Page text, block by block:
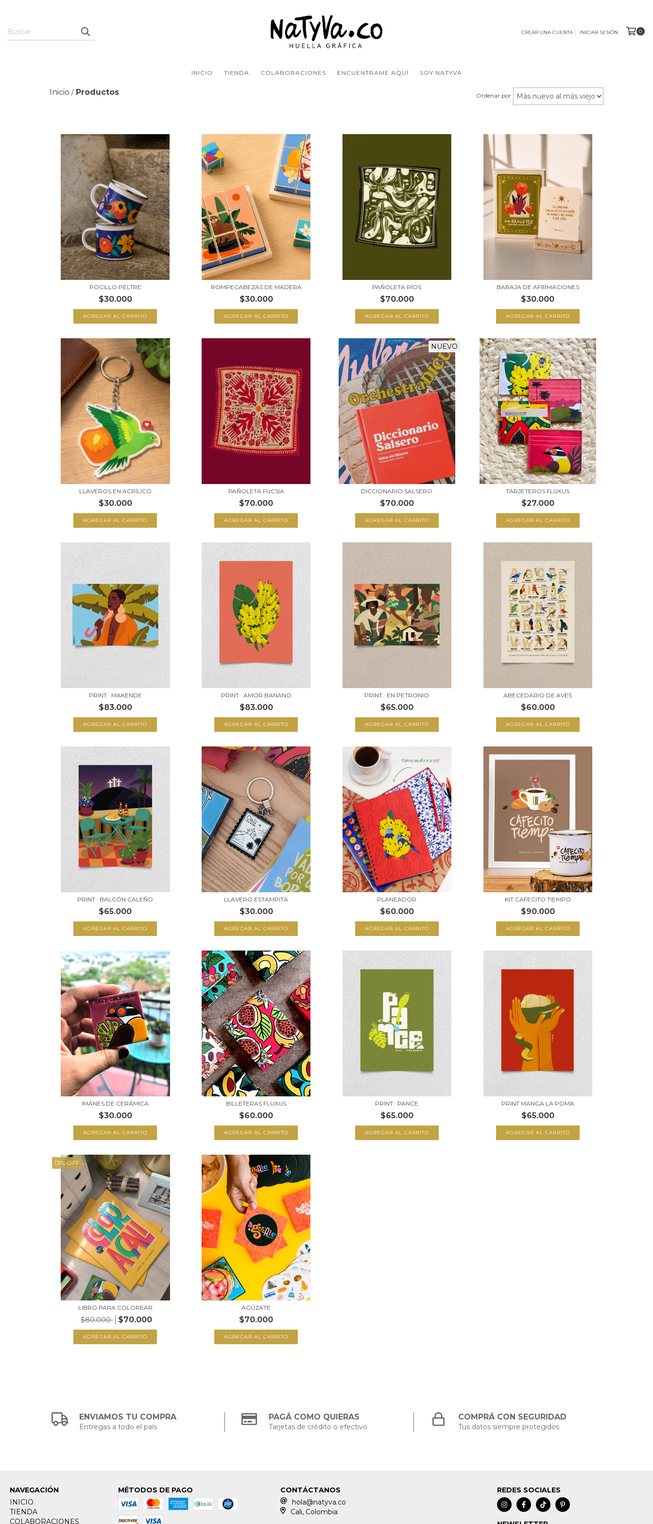
CREAR UNA CUENTA INICIAR SESIÓN 0
INICIO TIENDA COLABORACIONES ENCUENTRAME AQUÍ SOY NATYVA
Inicio / Productos Ordenar por
POCILLO PELTRE
$30.000
ROMPECABEZAS DE MADERA
$30.000
PAÑOLETA RÍOS
$70.000
BARAJA DE AFIRMACIONES
$30.000
LLAVEROS EN ACRÍLICO
$30.000
AGREGAR AL CARRITO
PAÑOLETA FUCSIA
$70.000
NUEVO
DICCIONARIO SALSERO
$70.000
TARJETEROS FLUXUS
$27.000
AGREGAR AL CARRITO
PRINT · MAKENDE
$83.000
AGREGAR AL CARRITO
PRINT · AMOR BANANO
$83.000
AGREGAR AL CARRITO
PRINT · EN PETRONIO
$65.000
AGREGAR AL CARRITO
ABECEDARIO DE AVES
$60.000
AGREGAR AL CARRITO
PRINT · BALCÓN CALEÑO
$65.000
AGREGAR AL CARRITO
LLAVERO ESTAMPITA
$30.000
PLANEADOR
$60.000
AGREGAR AL CARRITO
KIT CAFECITO TIEMPO
$90.000
IMÁNES DE CERÁMICA
$30.000
AGREGAR AL CARRITO
BILLETERAS FLUXUS
$60.000
AGREGAR AL CARRITO
PRINT · PANCE
$65.000
AGREGAR AL CARRITO
PRINT MANGA LA POMA
$65.000
AGREGAR AL CARRITO
13% OFF
LIBRO PARA COLOREAR
$80.000 $70.000
AGÚZATE
$70.000
ENVIAMOS TU COMPRA
Entregas a todo el país
PAGÁ COMO QUIERAS
Tarjetas de crédito o efectivo
COMPRÁ CON SEGURIDAD
Tus datos siempre protegidos
NAVEGACIÓN
INICIO
TIENDA
COLABORACIONES
MÉTODOS DE PAGO
CONTÁCTANOS
hola@natyva.co
Cali, Colombia
REDES SOCIALES